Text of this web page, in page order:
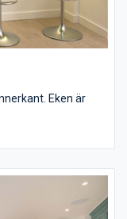
Eken är
krom.